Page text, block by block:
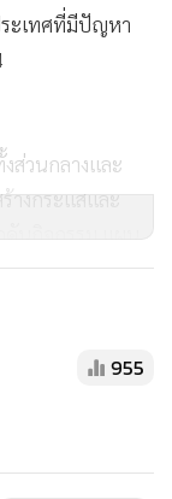
ระเทศที่มีปัญหา
ส่วนกลางและ
างกระแสและ
นกิจกรรม แผน
TO END
จยุติวัณโรค” พวก
ของ
สุด คือ TB-
ยปลอดวัณโรค
955